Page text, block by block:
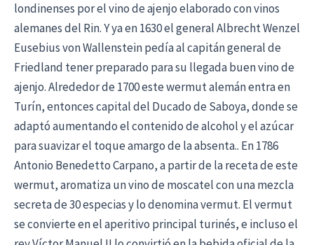
londinenses por el vino de ajenjo elaborado con vinos
alemanes del Rin. Y ya en 1630 el general Albrecht Wenzel
Eusebius von Wallenstein pedía al capitán general de
Friedland tener preparado para su llegada buen vino de
ajenjo. Alrededor de 1700 este wermut alemán entra en
Turín, entonces capital del Ducado de Saboya, donde se
adaptó aumentando el contenido de alcohol y el azúcar
para suavizar el toque amargo de la absenta.. En 1786
Antonio Benedetto Carpano, a partir de la receta de este
wermut, aromatiza un vino de moscatel con una mezcla
secreta de 30 especias y lo denomina vermut. El vermut
se convierte en el aperitivo principal turinés, e incluso el